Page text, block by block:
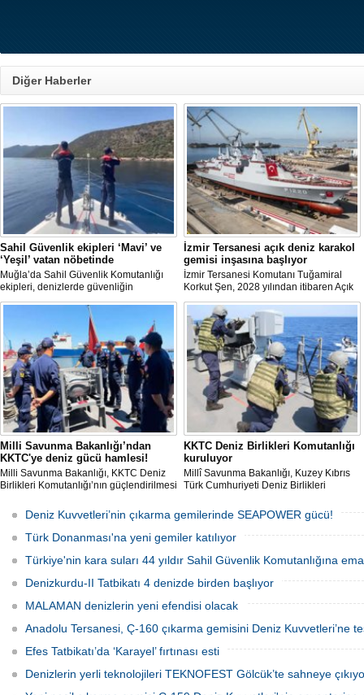
Diğer Haberler
Sahil Güvenlik ekipleri ‘Mavi’ ve
‘Yeşil’ vatan nöbetinde
Muğla’da Sahil Güvenlik Komutanlığı
ekipleri, denizlerde güvenliğin
sağlanmasının yanı sıra yangın
sezonunda ormanların korunmasına
yönelik çalışmalara da destek veriyor.
İzmir Tersanesi açık deniz karakol
gemisi inşasına başlıyor
İzmir Tersanesi Komutanı Tuğamiral
Korkut Şen, 2028 yılından itibaren Açık
Deniz Karakol Gemisi (ADKG) inşasına
başlanmasının hedeflendiğini açıkladı.
Milli Savunma Bakanlığı’ndan
KKTC'ye deniz gücü hamlesi!
Milli Savunma Bakanlığı, KKTC Deniz
Birlikleri Komutanlığı’nın güçlendirilmesi
Kuvvetleri'ne ait savaş gemilerinde
eğitim aldığını açıkladı.
KKTC Deniz Birlikleri Komutanlığı
kuruluyor
Millî Savunma Bakanlığı, Kuzey Kıbrıs
Türk Cumhuriyeti Deniz Birlikleri
kapasitesinin artırılması kapsamında
Güvenlik Kuvvetleri Komutanlığı
personeline liman ve seyir/gemicilik
eğitimleri verildiğini açıkladı
Deniz Kuvvetleri’nin çıkarma gemilerinde SEAPOWER gücü!
Türk Donanması'na yeni gemiler katılıyor
Türkiye'nin kara suları 44 yıldır Sahil Güvenlik Komutanlığına
Denizkurdu-II Tatbikatı 4 denizde birden başlıyor
MALAMAN denizlerin yeni efendisi olacak
Anadolu Tersanesi, Ç-160 çıkarma gemisini Deniz Kuvvetleri’ne
Efes Tatbikatı’da ‘Karayel’ fırtınası esti
Denizlerin yerli teknolojileri TEKNOFEST Gölcük’te sahneye
Varlık Fonu’ndan
Alsancak Limanı’nın
dönem başlarken, Türkiye
Yatırımlardan Sorumlu
Yardımcısı Aziz Murat
satış ya da imtiyaz devri
belirterek, “Yük limanı
yerli ve milli Alport’a
açıklamasında
Dörtel Gemi Söküm AB
çıkarıldı
Aliağa’daki Dörtel Gemi
Gemi Geri Dönüşüm
özellikle özellikle kıyı şeridi
ilişkin hükümlere
listesinden